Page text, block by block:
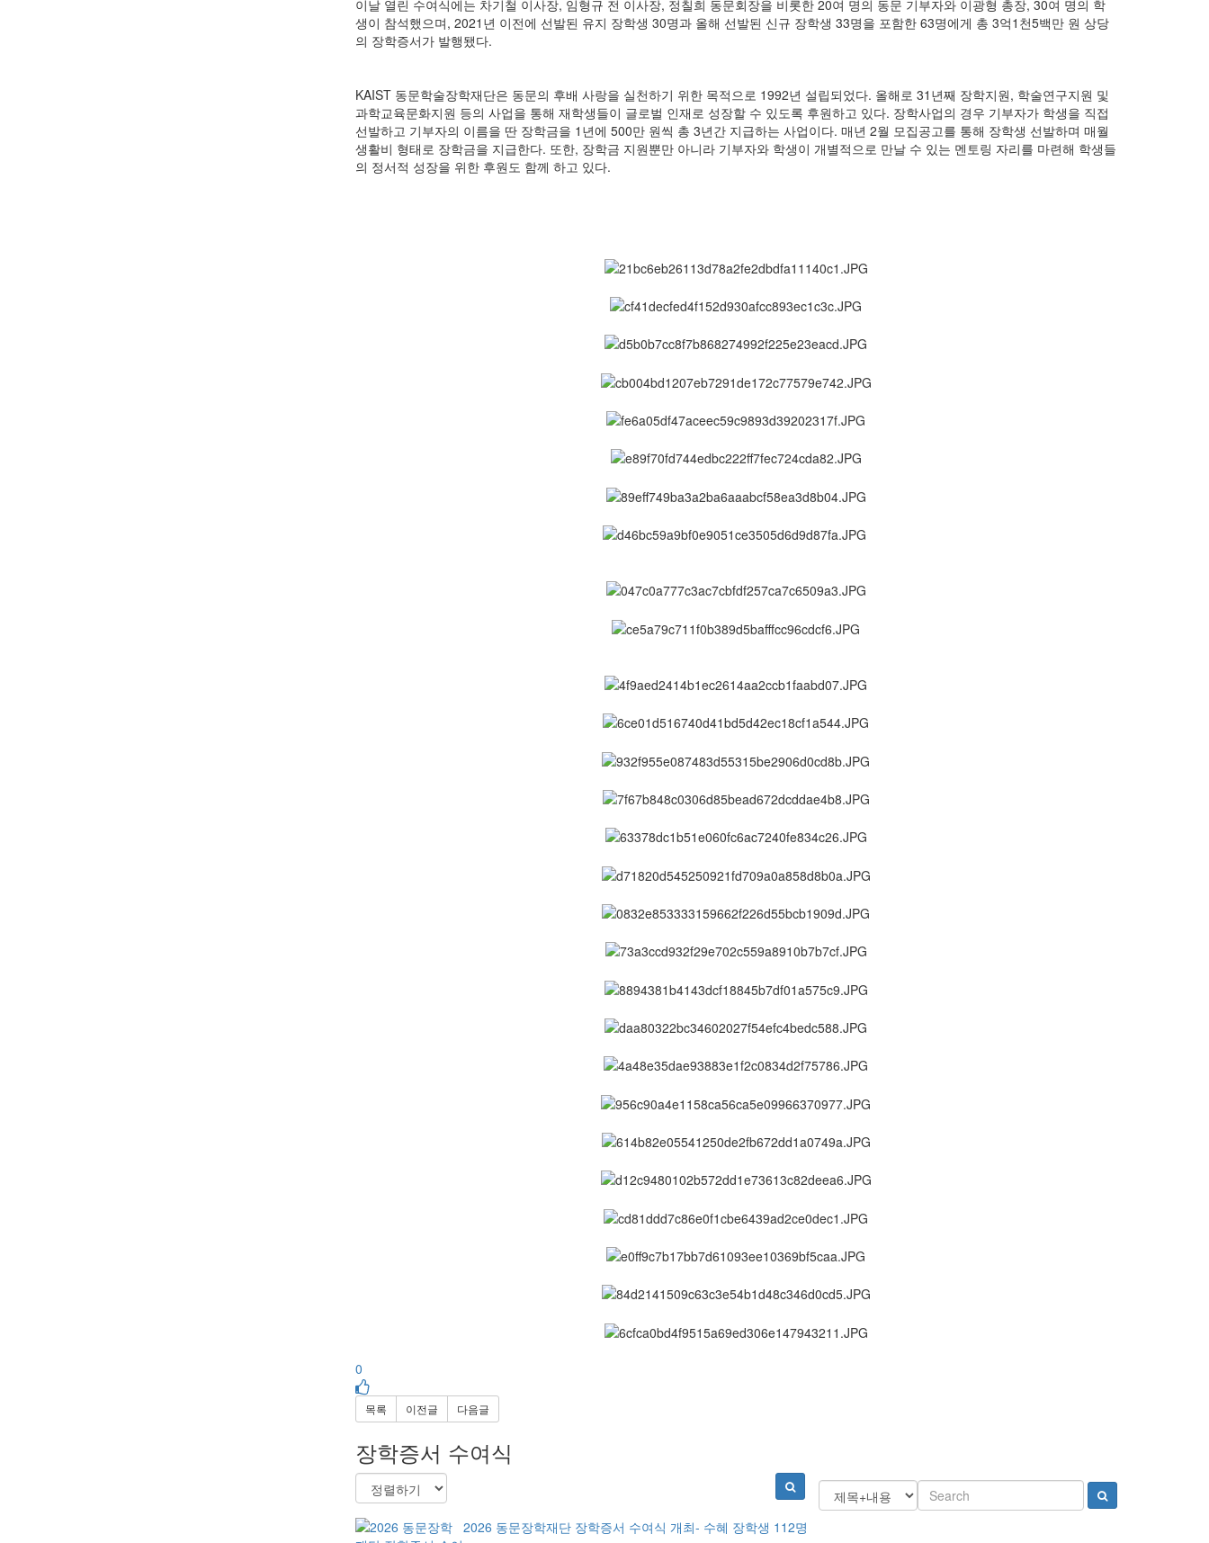
이날 열린 수여식에는 차기철 이사장, 임형규 전 이사장, 정칠희 동문회장을 비롯한 20여 명의 동문 기부자와 이광형 총장, 30여 명의 학
생이 참석했으며, 2021년 이전에 선발된 유지 장학생 30명과 올해 선발된 신규 장학생 33명을 포함한 63명에게 총 3억1천5백만 원 상당
의 장학증서가 발행됐다.
KAIST 동문학술장학재단은 동문의 후배 사랑을 실천하기 위한 목적으로 1992년 설립되었다. 올해로 31년째 장학지원, 학술연구지원 및
과학교육문화지원 등의 사업을 통해 재학생들이 글로벌 인재로 성장할 수 있도록 후원하고 있다. 장학사업의 경우 기부자가 학생을 직접
선발하고 기부자의 이름을 딴 장학금을 1년에 500만 원씩 총 3년간 지급하는 사업이다. 매년 2월 모집공고를 통해 장학생 선발하며 매월
생활비 형태로 장학금을 지급한다. 또한, 장학금 지원뿐만 아니라 기부자와 학생이 개별적으로 만날 수 있는 멘토링 자리를 마련해 학생들
의 정서적 성장을 위한 후원도 함께 하고 있다.
0
목록 이전글 다음글
장학증서 수여식
2026 동문장학재단 장학증서 수여식 개최- 수혜 장학생 112명